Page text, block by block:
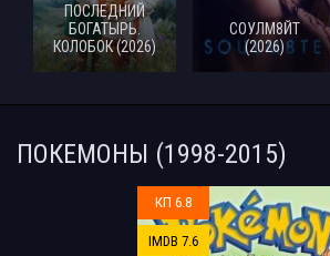
ПОСЛЕДНИЙ
БОГАТЫРЬ.
КОЛОБОК (2026)
СОУЛМ8ЙТ
(2026)
ПОКЕМОНЫ (1998-2015)
КП 6.8
IMDB 7.6